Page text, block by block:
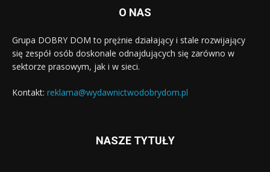
O NAS
Grupa DOBRY DOM to prężnie działający i stale rozwijający
się zespół osób doskonale odnajdujących się zarówno w
sektorze prasowym, jak i w sieci.
Kontakt: reklama@wydawnictwodobrydom.pl
NASZE TYTUŁY